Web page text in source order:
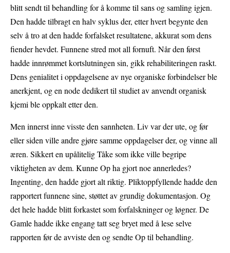
blitt sendt til behandling for å komme til sans og samling igjen.
Den hadde tilbragt en halv syklus der, etter hvert begynte den
selv å tro at den hadde forfalsket resultatene, akkurat som dens
fiender hevdet. Funnene stred mot all fornuft. Når den først
hadde innrømmet kortslutningen sin, gikk rehabiliteringen raskt.
Dens genialitet i oppdagelsene av nye organiske forbindelser ble
anerkjent, og en node dedikert til studiet av anvendt organisk
kjemi ble oppkalt etter den.
Men innerst inne visste den sannheten. Liv var der ute, og før
eller siden ville andre gjøre samme oppdagelser der, og vinne all
æren. Sikkert en upålitelig Tåke som ikke ville begripe
viktigheten av dem. Kunne Op ha gjort noe annerledes?
Ingenting, den hadde gjort alt riktig. Pliktoppfyllende hadde den
rapportert funnene sine, støttet av grundig dokumentasjon. Og
det hele hadde blitt forkastet som forfalskninger og løgner. De
Gamle hadde ikke engang tatt seg bryet med å lese selve
rapporten før de avviste den og sendte Op til behandling.